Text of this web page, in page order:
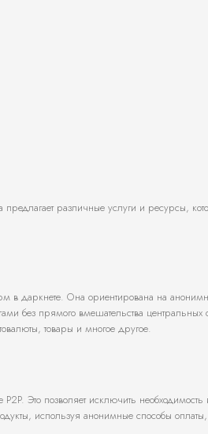
различные услуги и ресурсы,
в даркнете. Она ориентирована на
без прямого вмешательства
товары и многое другое.
Это позволяет исключить
используя анонимные способы